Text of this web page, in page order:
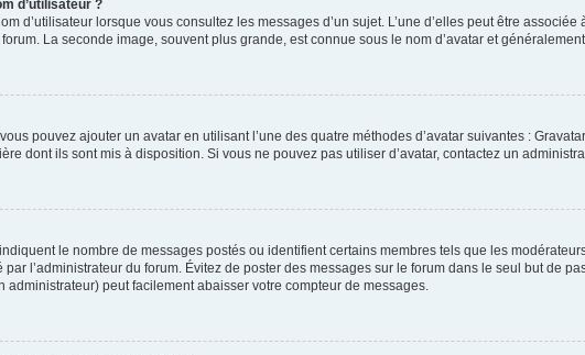
d’utilisateur ?
d’utilisateur lorsque vous consultez les messages d’un sujet. L’une d’elles peut être
La seconde image, souvent plus grande, est connue sous le nom d’avatar et
pouvez ajouter un avatar en utilisant l’une des quatre méthodes d’avatar suivantes :
dont ils sont mis à disposition. Si vous ne pouvez pas utiliser d’avatar, contactez un
le nombre de messages postés ou identifient certains membres tels que les
l’administrateur du forum. Évitez de poster des messages sur le forum dans le seul but de
peut facilement abaisser votre compteur de messages.